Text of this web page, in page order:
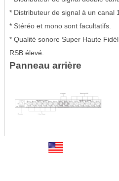
* Distributeur de signal à un canal
* Stéréo et mono sont facultatifs.
* Qualité sonore Super Haute
RSB élevé.
Panneau arrière